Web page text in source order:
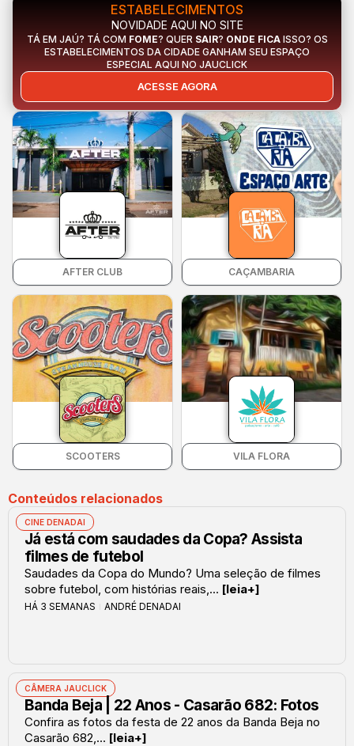
AFTER CLUB CAÇAMBARIA
SCOOTERS VILA FLORA
ESTABELECIMENTOS
NOVIDADE AQUI NO SITE
TÁ EM JAÚ? TÁ COM FOME? QUER SAIR? ONDE FICAISSO? OS
ESTABELECIMENTOS DA CIDADE GANHAM SEU ESPAÇO
ESPECIAL AQUI NO JAUCLICK
ACESSE AGORA
Conteúdos relacionados
CINE DENADAI
Já está com saudades da Copa? Assista
filmes de futebol
Saudades da Copa do Mundo? Uma seleção de filmes
sobre futebol, com histórias reais,... [leia+]
HÁ 3 SEMANAS ANDRÉ DENADAI
CÂMERA JAUCLICK
Banda Beja | 22 Anos - Casarão 682: Fotos
Confira as fotos da festa de 22 anos da Banda Beja no
Casarão 682,... [leia+]